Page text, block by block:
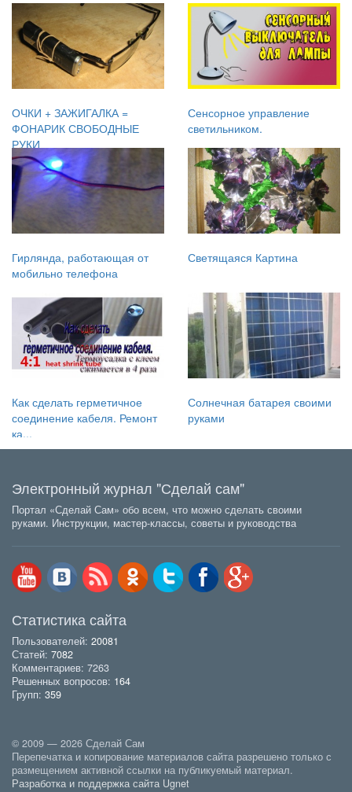
ОЧКИ + ЗАЖИГАЛКА =
ФОНАРИК СВОБОДНЫЕ
РУКИ
Сенсорное управление
светильником.
Гирлянда, работающая от
мобильно телефона
Светящаяся Картина
Как сделать герметичное
соединение кабеля. Ремонт
ка...
Солнечная батарея своими
руками
Электронный журнал "Сделай сам"
Портал «Сделай Сам» обо всем, что можно сделать своими
руками. Инструкции, мастер-классы, советы и руководства
Статистика сайта
Пользователей: 20081
Статей: 7082
Комментариев: 7263
Решенных вопросов: 164
Групп: 359
© 2009 — 2026 Сделай Сам
Перепечатка и копирование материалов сайта разрешено только с
размещением активной ссылки на публикуемый материал.
Разработка и поддержка сайта Ugnet